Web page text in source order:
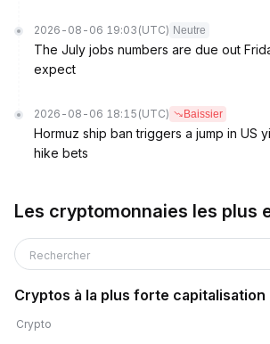
2026-08-06 19:03 (UTC) Neutre
The July jobs numbers are due out
expect
2026-08-06 18:15 (UTC) Baissier
Hormuz ship ban triggers a jump in US
hike bets
Les cryptomonnaies les plus
Rechercher
Cryptos à la plus forte
Crypto